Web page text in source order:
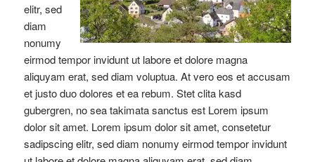
elitr, sed
diam
nonumy
eirmod tempor invidunt ut labore et dolore magna
aliquyam erat, sed diam voluptua. At vero eos et accusam
et justo duo dolores et ea rebum. Stet clita kasd
gubergren, no sea takimata sanctus est Lorem ipsum
dolor sit amet. Lorem ipsum dolor sit amet, consetetur
sadipscing elitr, sed diam nonumy eirmod tempor invidunt